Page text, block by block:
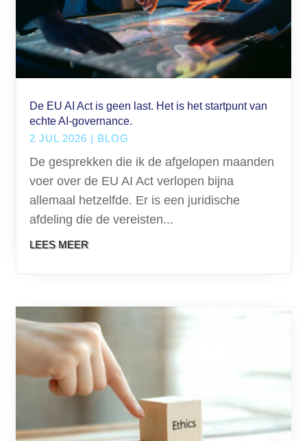
De EU AI Act is geen last. Het is het startpunt van
echte AI-governance.
2 JUL 2026 | BLOG
De gesprekken die ik de afgelopen maanden
voer over de EU AI Act verlopen bijna
allemaal hetzelfde. Er is een juridische
afdeling die de vereisten...
LEES MEER